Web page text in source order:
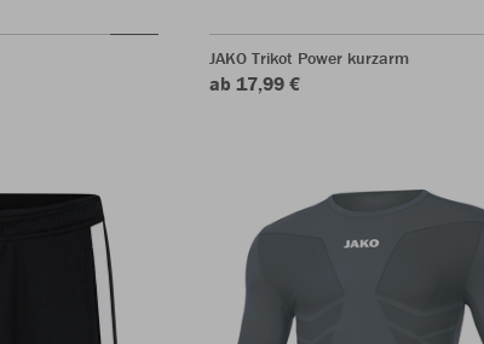
JAKO Trikot Power kurzarm
ab 17,99 €